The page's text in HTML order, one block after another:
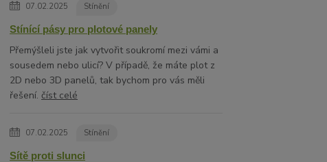
07.02.2025 Stínění
Stínící pásy pro plotové panely
Přemýšleli jste jak vytvořit soukromí mezi vámi a
sousedem nebo ulicí? V případě, že máte plot z
2D nebo 3D panelů, tak bychom pro vás měli
řešení.číst celé
07.02.2025 Stínění
Sítě proti slunci